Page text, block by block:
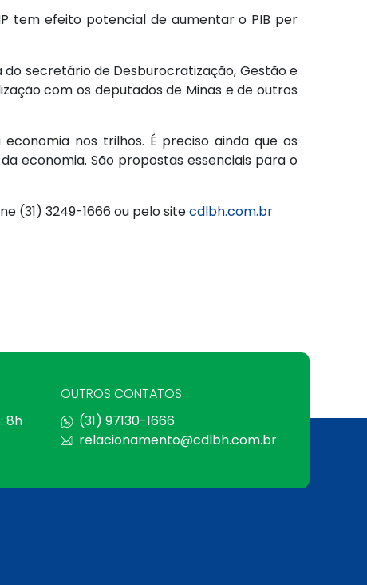
tem efeito potencial de aumentar o PIB per
secretário de Desburocratização, Gestão e
com os deputados de Minas e de outros
nos trilhos. É preciso ainda que os
economia. São propostas essenciais para o
(31) 3249-1666 ou pelo sitecdlbh.com.br
8h
OUTROS CONTATOS
(31) 97130-1666
relacionamento@cdlbh.com.br